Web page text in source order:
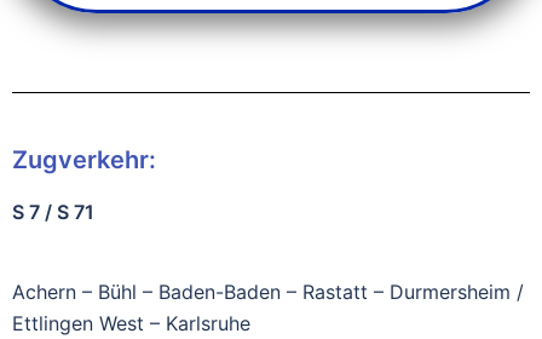
Zugverkehr:
S 7 / S 71
Achern – Bühl – Baden-Baden – Rastatt – Durmersheim /
Ettlingen West – Karlsruhe